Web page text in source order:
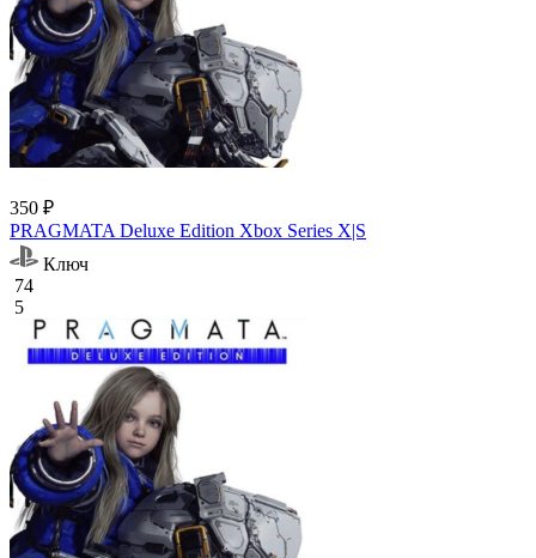
350 ₽
PRAGMATA Deluxe Edition Xbox Series X|S
Ключ
74
5